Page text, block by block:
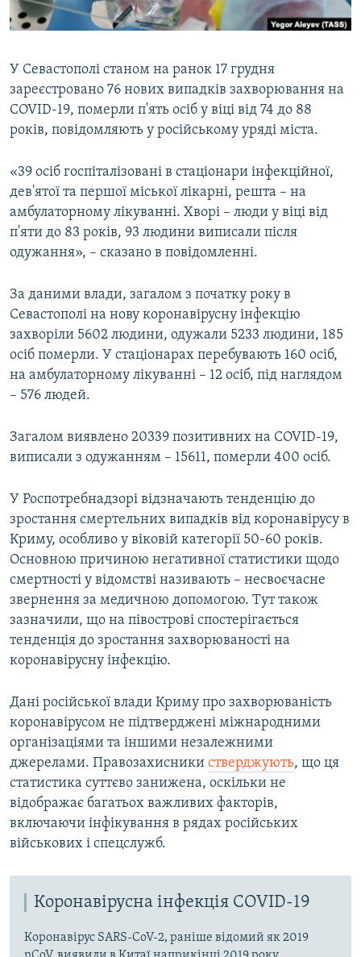
УКРАЇНСЬКА ПРОБЛЕМА КРИМУ
Qırımtatar
Усі сайти RFE/RL
У Севастополі станом на ранок 17 грудня
зареєстровано 76 нових випадків захворювання на
COVID-19, померли п'ять осіб у віці від 74 до 88
років, повідомляють у російському уряді міста.
«39 осіб госпіталізовані в стаціонари інфекційної,
дев'ятої та першої міської лікарні, решта – на
амбулаторному лікуванні. Хворі – люди у віці від
п'яти до 83 років, 93 людини виписали після
одужання», – сказано в повідомленні.
За даними влади, загалом з початку року в
Севастополі на нову коронавірусну інфекцію
захворіли 5602 людини, одужали 5233 людини, 185
осіб померли. У стаціонарах перебувають 160 осіб,
на амбулаторному лікуванні – 12 осіб, під наглядом
– 576 людей.
Загалом виявлено 20339 позитивних на COVID-19,
виписали з одужанням – 15611, померли 400 осіб.
У Роспотребнадзорі відзначають тенденцію до
зростання смертельних випадків від коронавірусу в
Криму, особливо у віковій категорії 50-60 років.
Основною причиною негативної статистики щодо
смертності у відомстві називають – несвоєчасне
звернення за медичною допомогою. Тут також
зазначили, що на півострові спостерігається
тенденція до зростання захворюваності на
коронавірусну інфекцію.
Дані російської влади Криму про захворюваність
коронавірусом не підтверджені міжнародними
організаціями та іншими незалежними
джерелами. Правозахисники стверджують, що ця
статистика суттєво занижена, оскільки не
відображає багатьох важливих факторів,
включаючи інфікування в рядах російських
військових і спецслужб.
Коронавірусна інфекція COVID-19
Коронавірус SARS-CoV-2, раніше відомий як 2019